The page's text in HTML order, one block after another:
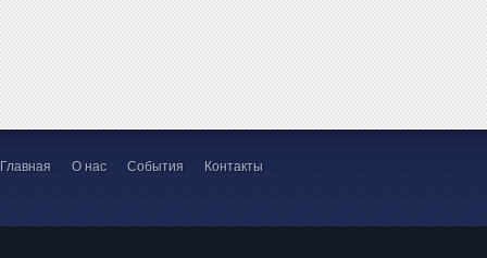
Главная О нас События Контакты